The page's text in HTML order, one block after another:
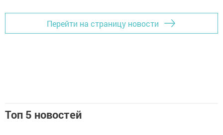
Перейти на страницу новости
Топ 5 новостей